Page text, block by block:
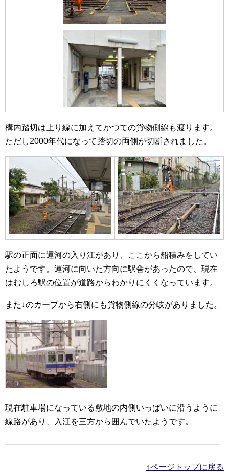
構内踏切は上り線に加えてかつての貨物側線も渡ります。
ただし2000年代になって踏切の両側が切断されました。
駅の正面に運河の入り江があり、ここから船積みをしてい
たようです。運河に向いた方向に駅舎があったので、現在
はむしろ駅の位置が道路からわかりにくくなっています。
また↓のカーブから右側にも貨物側線の分岐がありました。
現在駐車場になっている敷地の内側いっぱいに沿うように
線路があり、入江を三方から囲んでいたようです。
↑ページトップに戻る